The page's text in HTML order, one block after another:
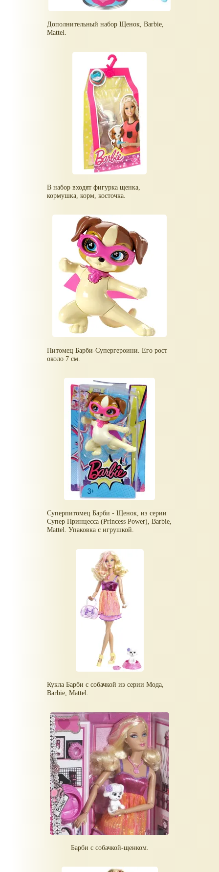
Дополнительный набор Щенок, Barbie,
Mattel.
В набор входят фигурка щенка,
кормушка, корм, косточка.
Питомец Барби-Супергероини. Его рост
около 7 см.
Суперпитомец Барби - Щенок, из серии
Супер Принцесса (Princess Power), Barbie,
Mattel. Упаковка с игрушкой.
Кукла Барби с собачкой из серии Мода,
Barbie, Mattel.
Барби с собачкой-щенком.